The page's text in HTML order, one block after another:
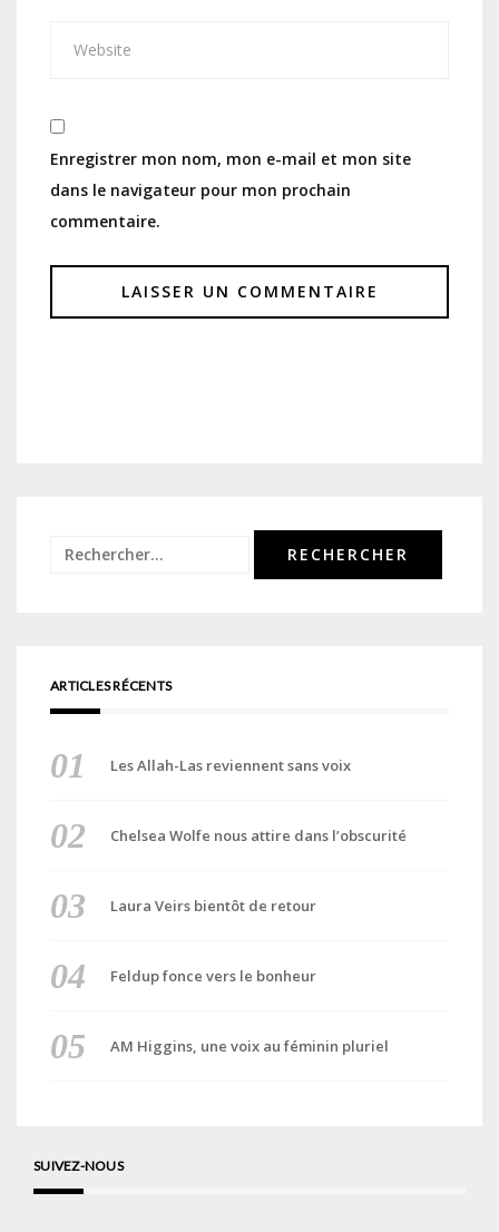
Enregistrer mon nom, mon e-mail et mon site
dans le navigateur pour mon prochain
commentaire.
Rechercher :
ARTICLES RÉCENTS
Les Allah-Las reviennent sans voix
Chelsea Wolfe nous attire dans l’obscurité
Laura Veirs bientôt de retour
Feldup fonce vers le bonheur
AM Higgins, une voix au féminin pluriel
SUIVEZ-NOUS